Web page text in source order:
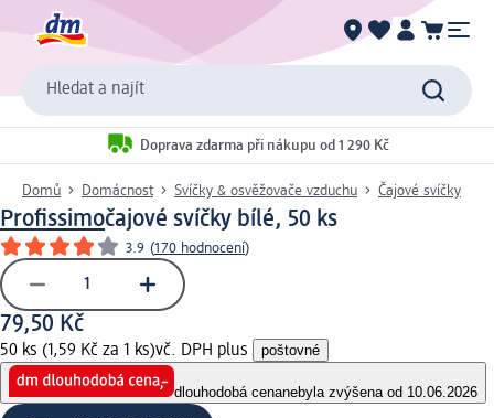
Hledat a najít
Doprava zdarma při nákupu od 1 290 Kč
Domů Domácnost Svíčky & osvěžovače vzduchu Čajové svíčky
Profissimočajové svíčky bílé, 50 ks
3.9 (170 hodnocení)
79,50 Kč
50 ks (1,59 Kč za 1 ks)vč. DPH plus poštovné
dlouhodobá cenanebyla zvýšena od 10.06.2026